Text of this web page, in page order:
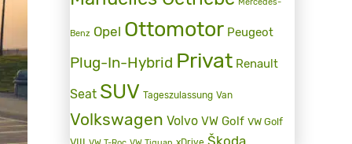
Benz Opel Ottomotor Peugeot
Plug-In-Hybrid Privat Renault
Seat SUV Tageszulassung Van
Volkswagen Volvo VW Golf VW Golf
Škoda